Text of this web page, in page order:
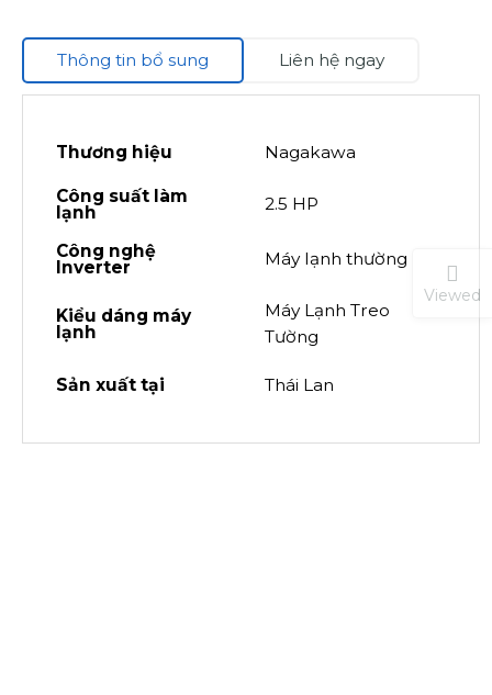
Thông tin bổ sung Liên hệ ngay
Thương hiệu Nagakawa
Công suất làm
lạnh 2.5 HP
Công nghệ
Inverter Máy lạnh thường
Kiểu dáng máy
lạnh
Máy Lạnh Treo
Tường
Sản xuất tại Thái Lan
Viewed